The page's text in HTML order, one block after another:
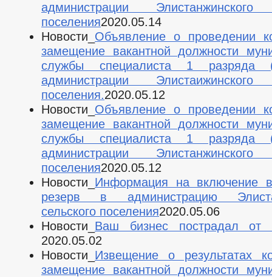
администрации Элистанжинского
поселения2020.05.14
Новости_ Объявление о проведении
замещение вакантной должности
службы специалиста 1 разряда
администрации Элистаижинского
поселения.2020.05.12
Новости_ Объявление о проведении
замещение вакантной должности
службы специалиста 1 разряда
администрации Элистанжинского
поселения2020.05.12
Новости_ Информация на включение
резерв в администрацию
сельского поселения2020.05.06
Новости_ Ваш бизнес пострадал от
2020.05.02
Новости_ Извещение о результатах
замещение вакантной должности